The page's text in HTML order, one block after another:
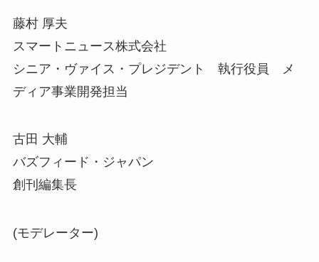
藤村 厚夫
スマートニュース株式会社
シニア・ヴァイス・プレジデント 執行役員 メ
ディア事業開発担当
古田 大輔
バズフィード・ジャパン
創刊編集長
(モデレーター)